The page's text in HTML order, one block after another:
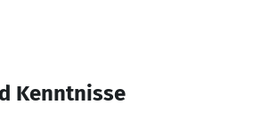
Kenntnisse